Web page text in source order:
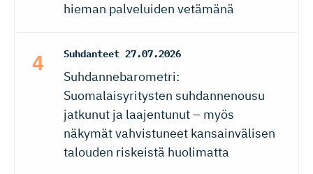
hieman palveluiden vetämänä
Suhdanteet 27.07.2026
Suhdannebarometri:
Suomalaisyritysten suhdannenousu
jatkunut ja laajentunut – myös
näkymät vahvistuneet kansainvälisen
talouden riskeistä huolimatta